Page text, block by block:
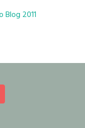
Blog 2011